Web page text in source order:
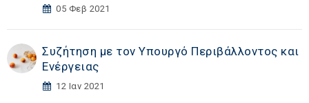
05 Φεβ 2021
Συζήτηση με τον Υπουργό Περιβάλλοντος και
Ενέργειας
12 Ιαν 2021